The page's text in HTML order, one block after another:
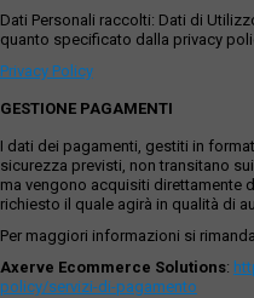
Dati Personali raccolti: Dati di
quanto specificato dalla privacy
Privacy Policy
GESTIONE PAGAMENTI
I dati dei pagamenti, gestiti in
sicurezza previsti, non transitano
ma vengono acquisiti direttamente
richiesto il quale agirà in qualità di
Per maggiori informazioni si
Axerve Ecommerce Solutions:
policy/servizi-di-pagamento